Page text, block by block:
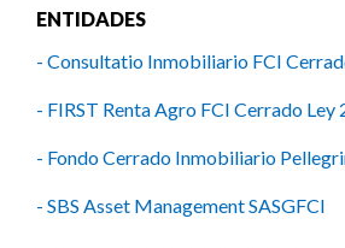
ENTIDADES
- Consultatio Inmobiliario FCI
- FIRST Renta Agro FCI Cerrado Ley
- Fondo Cerrado Inmobiliario
- SBS Asset Management SASGFCI